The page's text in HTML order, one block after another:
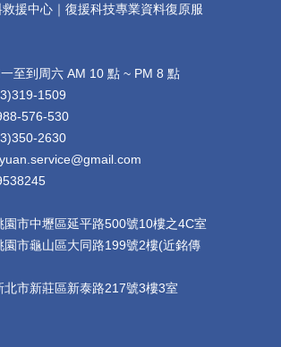
援中心｜復援科技專業資料復原服
至到周六 AM 10 點 ~ PM 8 點
1509
576-530
2630
園市中壢區延平路500號10樓之4C室
園市龜山區大同路199號2樓(近銘傳
北市新莊區新泰路217號3樓3室